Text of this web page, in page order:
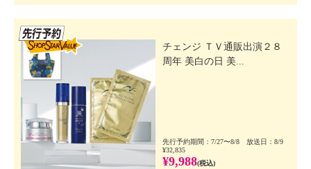
チェンジ ＴＶ通販出演２８
周年 美白の日 美...
先行予約期間：7/27〜8/8 放送日：8/9
¥32,835
¥9,988(税込)